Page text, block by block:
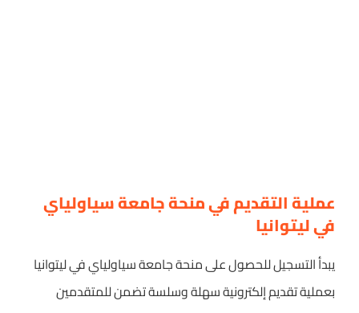
عملية التقديم في منحة جامعة سياولياي
في ليتوانيا
يبدأ التسجيل للحصول على منحة جامعة سياولياي في ليتوانيا
بعملية تقديم إلكترونية سهلة وسلسة تضمن للمتقدمين